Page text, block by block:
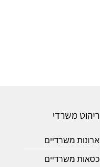
ריהוט משרדי
ארונות משרדיים
כסאות משרדיים